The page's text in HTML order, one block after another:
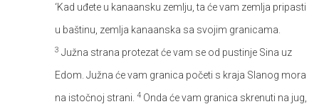
‘Kad uđete u kanaansku zemlju, ta će vam zemlja pripasti
u baštinu, zemlja kanaanska sa svojim granicama.
3 Južna strana protezat će vam se od pustinje Sina uz
Edom. Južna će vam granica početi s kraja Slanog mora
na istočnoj strani. 4 Onda će vam granica skrenuti na jug,